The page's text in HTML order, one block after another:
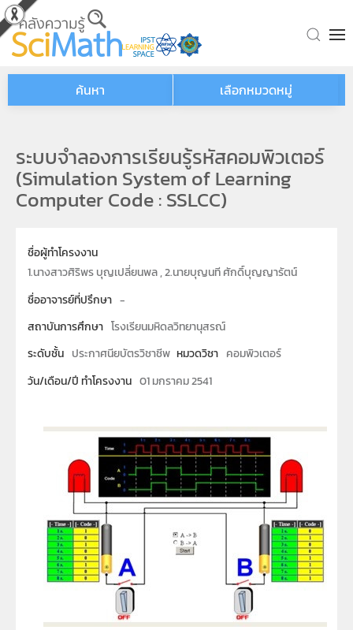
Skip to main content
ค้นหา เลือกหมวดหมู่
ระบบจำลองการเรียนรู้รหัสคอมพิวเตอร์
(Simulation System of Learning
Computer Code : SSLCC)
ชื่อผู้ทำโครงงาน
1.นางสาวศิริพร บุญเปลี่ยนพล , 2.นายบุญนที ศักดิ์บุญญารัตน์
ชื่ออาจารย์ที่ปรึกษา -
สถาบันการศึกษา โรงเรียนมหิดลวิทยานุสรณ์
ระดับชั้น ประกาศนียบัตรวิชาชีพ หมวดวิชา คอมพิวเตอร์
วัน/เดือน/ปี ทำโครงงาน 01 มกราคม 2541